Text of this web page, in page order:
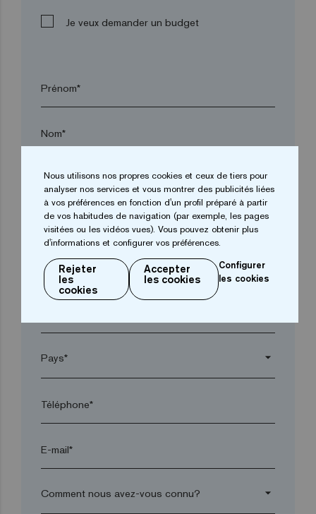
Je veux demander un budget
Prénom*
Nom*
Entreprise*
arrow_drop_down
Ville*
arrow_drop_down
Téléphone*
E-mail*
arrow_drop_down
Nous utilisons nos propres cookies et ceux de tiers pour
analyser nos services et vous montrer des publicités liées
à vos préférences en fonction d'un profil préparé à partir
de vos habitudes de navigation (par exemple, les pages
visitées ou les vidéos vues). Vous pouvez obtenir plus
d'informations et configurer vos préférences.
Rejeter
les
cookies
Accepter
les cookies
Configurer
les cookies